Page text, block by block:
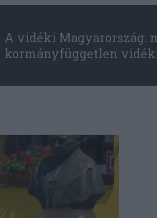
A vidéki Magyarország:
kormányfüggetlen